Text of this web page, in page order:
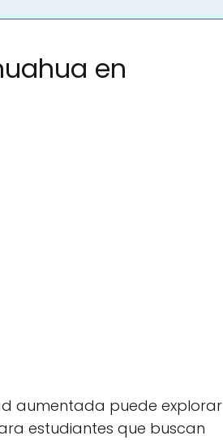
en
aumentada puede explorar
estudiantes que buscan